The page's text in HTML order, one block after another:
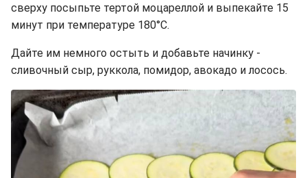
сверху посыпьте тертой моцареллой и выпекайте 15
минут при температуре 180°C.
Дайте им немного остыть и добавьте начинку -
сливочный сыр, руккола, помидор, авокадо и лосось.